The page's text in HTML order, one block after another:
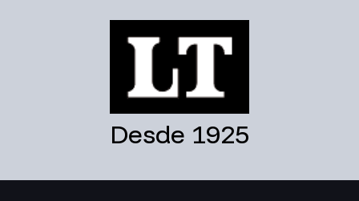
Desde 1925